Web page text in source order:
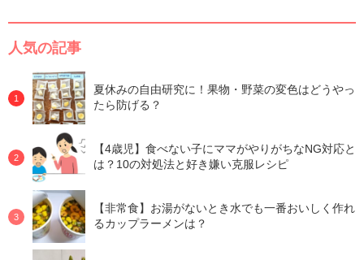
人気の記事
夏休みの自由研究に！果物・野菜の変色はどうやっ
たら防げる？
【4歳児】食べない子にママがやりがちなNG対応と
は？10の対処法と好き嫌い克服レシピ
【非常食】お湯がないとき水でも一番おいしく作れ
るカップラーメンは？